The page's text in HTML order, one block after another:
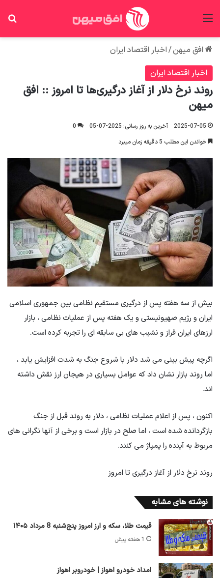
افق میهن/اخبار اقتصاد ایران
اخبار اقتصاد ایران
روند نرخ دلار از آغاز درگیری‌ها تا امروز :: افق
میهن
2025-07-05 آخرین به روز رسانی: 2025-07-05
0
خواندن این مطلب 5 دقیقه زمان میبرد
بیش از سه هفته پس از درگیری مستقیم نظامی بین جمهوری اسلامی
ایران و رژیم صهیونیستی و یک هفته پس از عملیات نظامی ، بازار
ارزهای ایران فراز و نشیب های بی سابقه ای را تجربه کرده است.
اگرچه پیش بینی می شد دلار با شروع جنگ به شدت افزایش یابد ،
اما روند بازار نشان داد که عوامل بسیاری در هیجان ارز نقش داشته
اند.
اکنون ، پس از اعلام عملیات نظامی ، دلار به روند قبل از جنگ
بازگردانده شده است ، اما صلح در بازار است و برخی از آنها نگرانی های
مربوط به آینده را پمپاژ می کنند.
روند نرخ دلار از آغاز درگیری تا امروز
نوشته های مشابه
قیمت طلا، سکه و ارز امروز پنج‌شنبه 8 مرداد ۱۴۰۵
1 هفته پیش
امداد خودرو اهواز | خودروبر اهواز